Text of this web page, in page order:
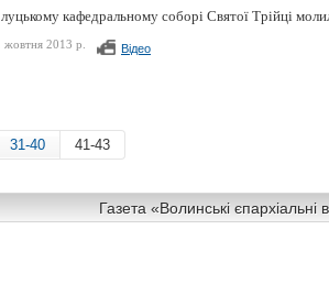
кафедральному соборі Святої Трійці
жовтня 2013 р. Відео
31-40 41-43
Газета «Волинські єпархіальні